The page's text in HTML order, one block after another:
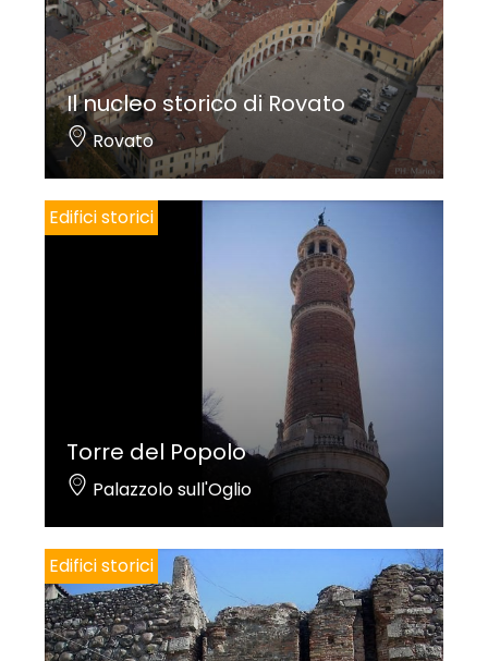
Il nucleo storico di Rovato
Rovato
Edifici storici
Torre del Popolo
Palazzolo sull'Oglio
Edifici storici